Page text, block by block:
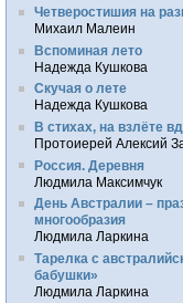
Четверостишия на
Михаил Малеин
Вспоминая лето
Надежда Кушкова
Скучая о лете
Надежда Кушкова
В стихах, на взлёте
Протоиерей Алексий
Россия. Деревня
Людмила Максимчук
День Австралии –
многообразия
Людмила Ларкина
Тарелка с
бабушки»
Людмила Ларкина